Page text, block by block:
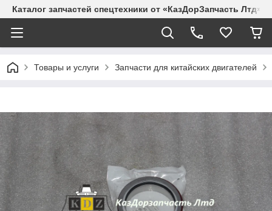
Каталог запчастей спецтехники от «КазДорЗапчасть Лтд»
Товары и услуги Запчасти для китайских двигателей